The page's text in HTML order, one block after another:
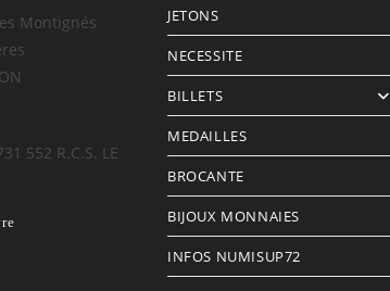
Montignés
552 R.C.S. LE
JETONS
NECESSITE
BILLETS
MEDAILLES
BROCANTE
BIJOUX MONNAIES
INFOS NUMISUP72